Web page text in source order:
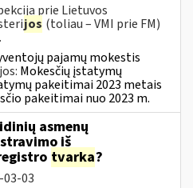
prie Lietuvos
jos (toliau – VMI prie FM)
pajamų mokestis
Mokesčių įstatymų
pakeitimai 2023 metais
pakeitimai nuo 2023 m.
asmenų
iš
tvarka?
03-03